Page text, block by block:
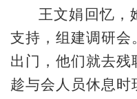
王文娟回忆，
支持，组建调研会
出门，他们就去残
趁与会人员休息